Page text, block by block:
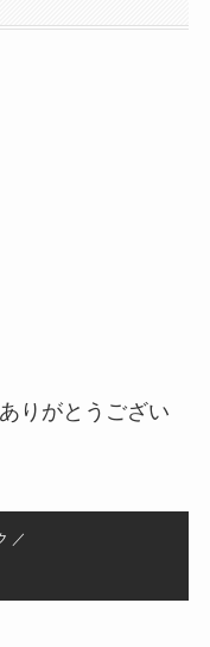
りがとうござい
／